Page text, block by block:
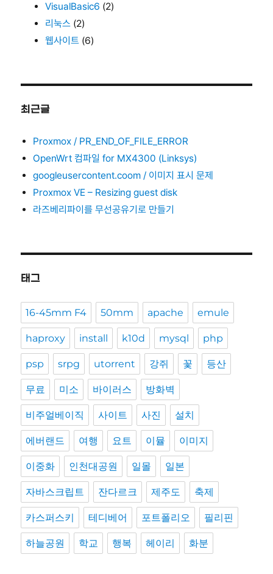
VisualBasic6 (2)
리눅스 (2)
웹사이트 (6)
최근글
Proxmox / PR_END_OF_FILE_ERROR
OpenWrt 컴파일 for MX4300 (Linksys)
googleusercontent.coom / 이미지 표시 문제
Proxmox VE – Resizing guest disk
라즈베리파이를 무선공유기로 만들기
태그
16-45mm F4 50mm apache emule
haproxy install k10d mysql php
psp srpg utorrent 강쥐 꽃 등산
무료 미소 바이러스 방화벽
비주얼베이직 사이트 사진 설치
에버랜드 여행 요트 이뮬 이미지
이중화 인천대공원 일몰 일본
자바스크립트 잔다르크 제주도 축제
카스퍼스키 테디베어 포트폴리오 필리핀
하늘공원 학교 행복 헤이리 화분